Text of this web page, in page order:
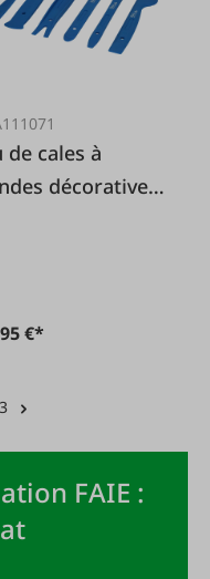
de cales à
décoratives
€*
FAIE :